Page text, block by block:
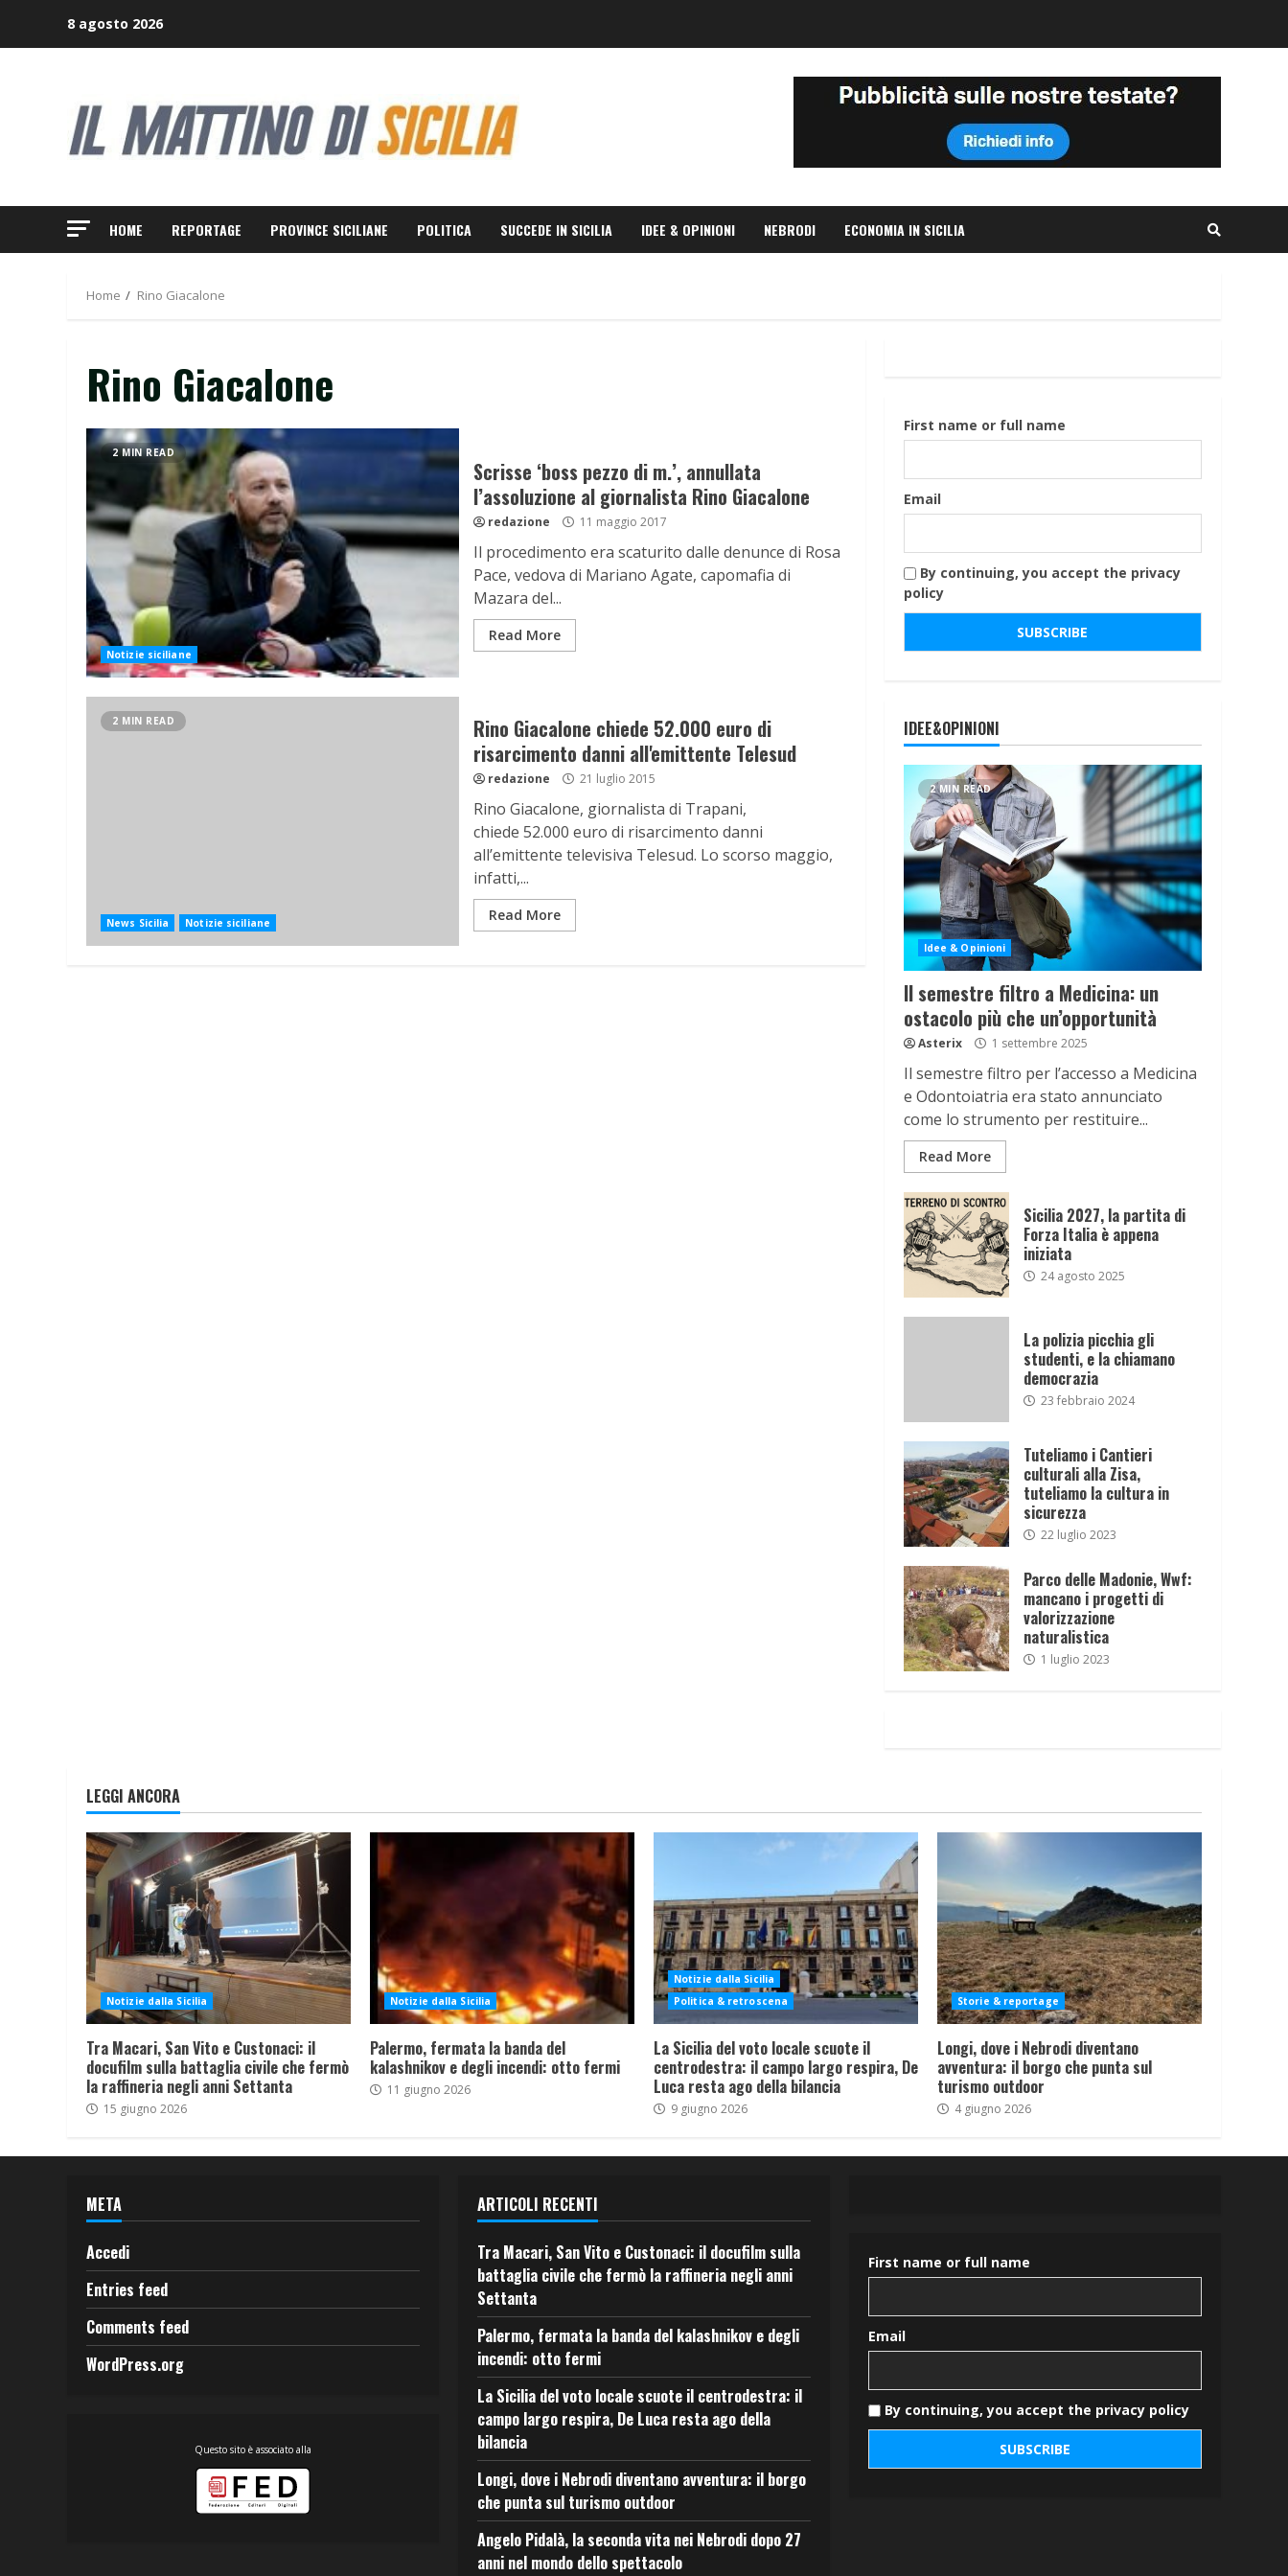
8 agosto 2026
HOME REPORTAGE PROVINCE SICILIANE POLITICA SUCCEDE IN SICILIA IDEE & OPINIONI NEBRODI ECONOMIA IN SICILIA
Home Rino Giacalone
Rino Giacalone
2 MIN READ
Notizie siciliane
Scrisse ‘boss pezzo di m.’, annullata
l’assoluzione al giornalista Rino Giacalone
redazione 11 maggio 2017
Il procedimento era scaturito dalle denunce di Rosa
Pace, vedova di Mariano Agate, capomafia di
Mazara del...
Read More
2 MIN READ
News Sicilia Notizie siciliane
Rino Giacalone chiede 52.000 euro di
risarcimento danni all'emittente Telesud
redazione 21 luglio 2015
Rino Giacalone, giornalista di Trapani,
chiede 52.000 euro di risarcimento danni
all’emittente televisiva Telesud. Lo scorso maggio,
infatti,...
Read More
First name or full name
Email
By continuing, you accept the privacy
policy
IDEE&OPINIONI
2 MIN READ
Idee & Opinioni
Il semestre filtro a Medicina: un
ostacolo più che un’opportunità
Asterix 1 settembre 2025
Il semestre filtro per l’accesso a Medicina
e Odontoiatria era stato annunciato
come lo strumento per restituire...
Read More
Sicilia 2027, la partita di
Forza Italia è appena
iniziata
24 agosto 2025
La polizia picchia gli
studenti, e la chiamano
democrazia
23 febbraio 2024
Tuteliamo i Cantieri
culturali alla Zisa,
tuteliamo la cultura in
sicurezza
22 luglio 2023
Parco delle Madonie, Wwf:
mancano i progetti di
valorizzazione
naturalistica
1 luglio 2023
LEGGI ANCORA
Notizie dalla Sicilia
Tra Macari, San Vito e Custonaci: il
docufilm sulla battaglia civile che fermò
la raffineria negli anni Settanta
15 giugno 2026
Notizie dalla Sicilia
Palermo, fermata la banda del
kalashnikov e degli incendi: otto fermi
11 giugno 2026
Notizie dalla Sicilia
Politica & retroscena
La Sicilia del voto locale scuote il
centrodestra: il campo largo respira, De
Luca resta ago della bilancia
9 giugno 2026
Storie & reportage
Longi, dove i Nebrodi diventano
avventura: il borgo che punta sul
turismo outdoor
4 giugno 2026
META
Accedi
Entries feed
Comments feed
WordPress.org
Questo sito è associato alla
ARTICOLI RECENTI
Tra Macari, San Vito e Custonaci: il docufilm sulla
battaglia civile che fermò la raffineria negli anni
Settanta
Palermo, fermata la banda del kalashnikov e degli
incendi: otto fermi
La Sicilia del voto locale scuote il centrodestra: il
campo largo respira, De Luca resta ago della
bilancia
Longi, dove i Nebrodi diventano avventura: il borgo
che punta sul turismo outdoor
Angelo Pidalà, la seconda vita nei Nebrodi dopo 27
anni nel mondo dello spettacolo
First name or full name
Email
By continuing, you accept the privacy policy